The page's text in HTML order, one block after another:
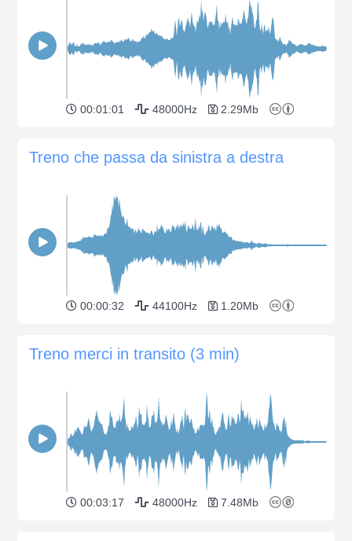
00:01:01 48000Hz 2.29Mb
Treno che passa da sinistra a destra
00:00:32 44100Hz 1.20Mb
Treno merci in transito (3 min)
00:03:17 48000Hz 7.48Mb